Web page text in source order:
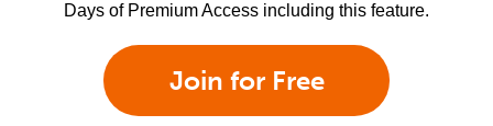
Days of Premium Access including this feature.
Join for Free